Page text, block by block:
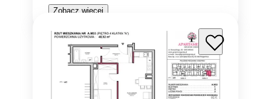
Zobacz więcej